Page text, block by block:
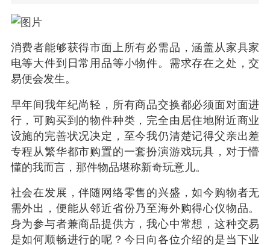
消费者能够获得市面上所有必需品，涵盖从家具家
电等大件到日常用品等小物件。需求存在之处，交
易便会发生。
早年间我年纪尚轻，所有商品交换都必须面对面进
行，可购买到的物件种类，完全由居住地附近商业
设施的完善状况决定，至今我仍清楚记得父亲出差
专程从繁华都市购置的一套扮演游戏玩具，对于懵
懂的我而言，那件物品堪称新奇玩意儿。
社会在发展，伴随网络零售的兴盛，如今购物者无
需外出，便能从邻近省份乃至海外购得心仪物品。
身为参与者兼商品提供方，我心中常想，这种交易
是如何顺畅进行的呢？今日向各位介绍的是当下业